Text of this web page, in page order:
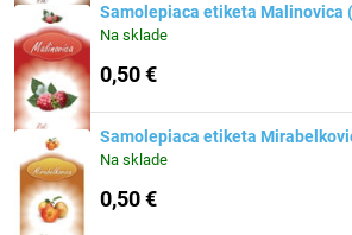
Samolepiaca etiketa Malinovica
Na sklade
0,50 €
Samolepiaca etiketa
Na sklade
0,50 €